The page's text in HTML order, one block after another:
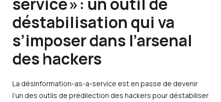
déstabilisation qui va
s’imposer dans l’arsenal
des hackers
La désinformation-as-a-service est en passe de devenir
l’un des outils de prédilection des hackers pour déstabiliser